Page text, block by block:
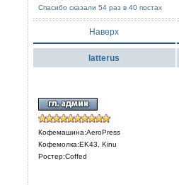
Спасибо сказали 54 раз в 40 постах
Наверх
latterus
Кофемашина:AeroPress
Кофемолка:EK43, Kinu
Ростер:Coffed